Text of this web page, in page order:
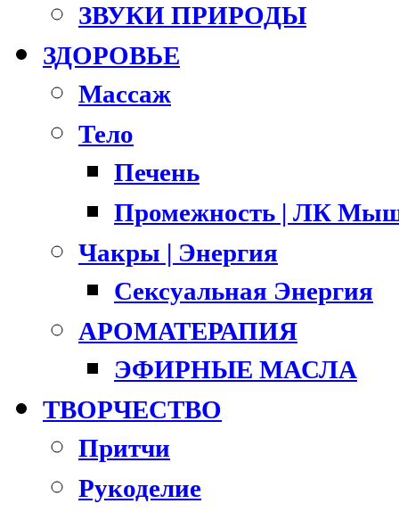
ЗВУКИ ПРИРОДЫ
ЗДОРОВЬЕ
Массаж
Тело
Печень
Промежность | ЛК
Чакры | Энергия
Сексуальная Энергия
АРОМАТЕРАПИЯ
ЭФИРНЫЕ МАСЛА
ТВОРЧЕСТВО
Притчи
Рукоделие